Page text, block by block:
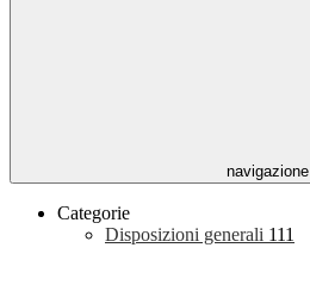
navigazione
Categorie
Disposizioni generali 111